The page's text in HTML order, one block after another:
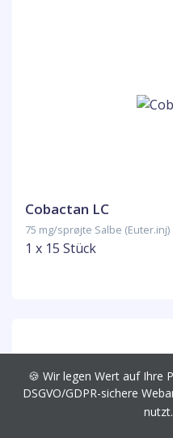
Cobactan LC
75 mg/sprøjte Salbe (Euter.inj)
1 x 15 Stück
🍪 Wir legen Wert auf Ihre
DSGVO/GDPR-sichere